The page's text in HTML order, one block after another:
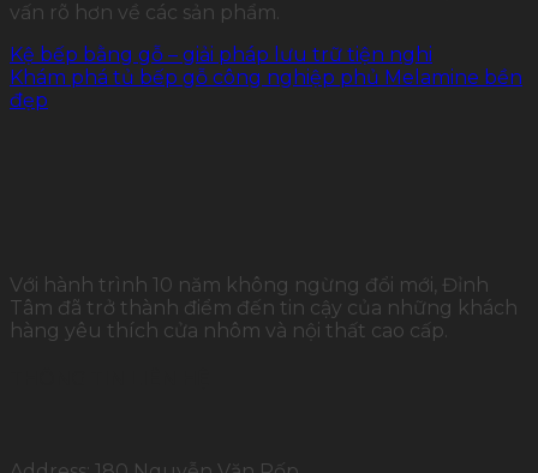
vấn rõ hơn về các sản phẩm.
Kệ bếp bằng gỗ – giải pháp lưu trữ tiện nghi
Khám phá tủ bếp gỗ công nghiệp phủ Melamine bền
đẹp
Với hành trình 10 năm không ngừng đổi mới, Đỉnh
Tâm đã trở thành điểm đến tin cậy của những khách
hàng yêu thích cửa nhôm và nội thất cao cấp.